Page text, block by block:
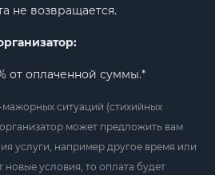
не возвращается.
от оплаченной суммы.*
ситуаций (стихийных
может предложить вам
услуги, например другое время или
условия, то оплата будет